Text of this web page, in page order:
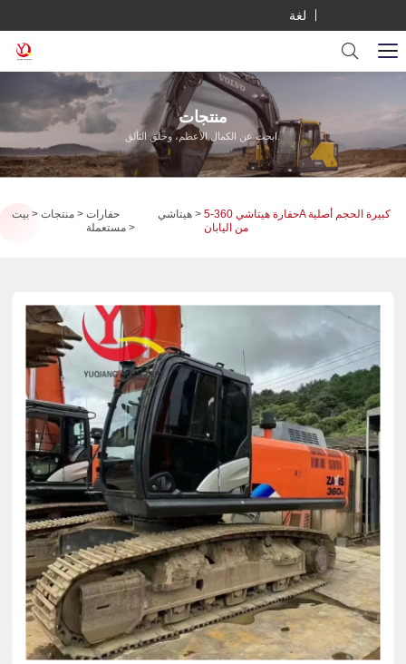
لغة
منتجات
ابحث عن الكمال الأعظم، وخلق التألق.
بيت منتجات
حفارات
مستعملة
هيتاشي
حفارة هيتاشي 360-5A كبيرة الحجم أصلية
من اليابان